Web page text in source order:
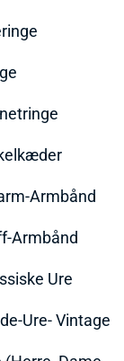
Armbånd
Armbånd
Ure
Ure- Vintage